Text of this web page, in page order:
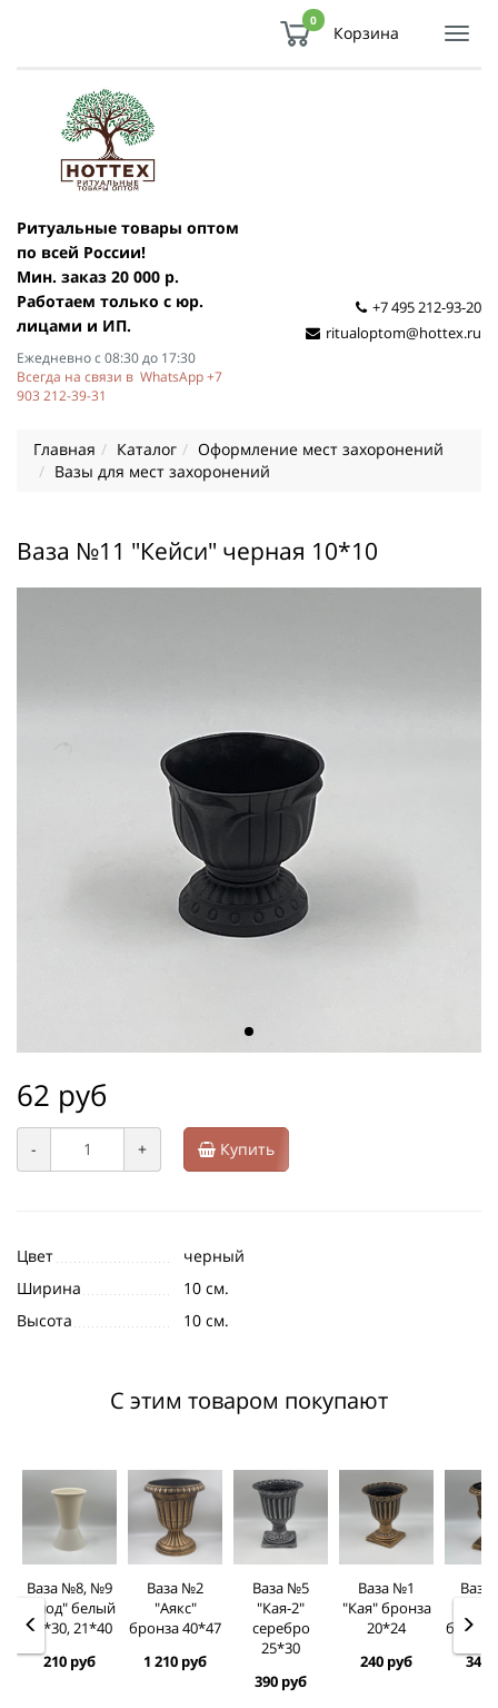
0
Корзина
Ритуальные товары оптом
по всей России!
Мин. заказ 20 000 р.
Работаем только с юр.
лицами и ИП.
Ежедневно с 08:30 до 17:30
Всегда на связи в WhatsApp +7
903 212-39-31
+7 495 212-93-20
ritualoptom@hottex.ru
Главная Каталог
Оформление мест захоронений
Вазы для мест захоронений
Ваза №11 "Кейси" черная 10*10
62 руб
- + Купить
Цвет
черный
Ширина
10 см.
Высота
10 см.
С этим товаром покупают
Ваза №8, №9
"Клод" белый
20*30, 21*40
210 руб
Ваза №2
"Аякс"
бронза 40*47
1 210 руб
Ваза №5
"Кая-2"
серебро
25*30
390 руб
Ваза №1
"Кая" бронза
20*24
240 руб
340